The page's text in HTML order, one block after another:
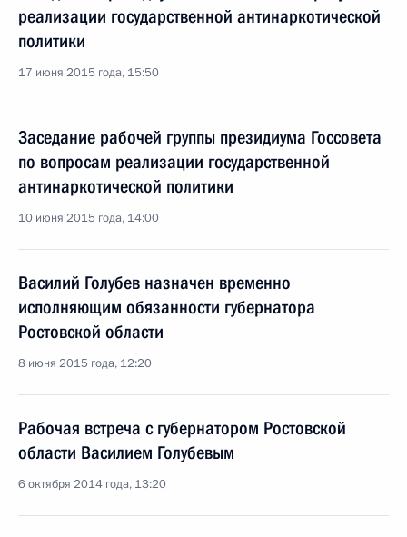
реализации государственной антинаркотической
политики
17 июня 2015 года, 15:50
Заседание рабочей группы президиума Госсовета
по вопросам реализации государственной
антинаркотической политики
10 июня 2015 года, 14:00
Василий Голубев назначен временно
исполняющим обязанности губернатора
Ростовской области
8 июня 2015 года, 12:20
Рабочая встреча с губернатором Ростовской
области Василием Голубевым
6 октября 2014 года, 13:20